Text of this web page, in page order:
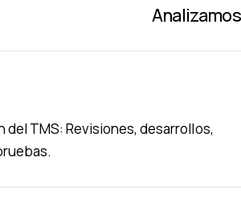
Analizamos
del TMS: Revisiones, desarrollos,